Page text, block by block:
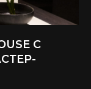
С